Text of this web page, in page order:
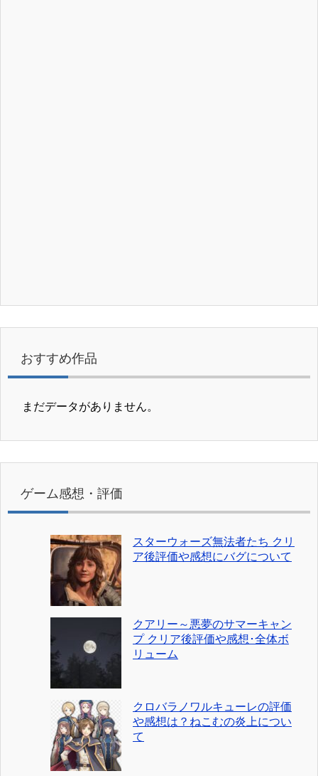
おすすめ作品
まだデータがありません。
ゲーム感想・評価
スターウォーズ無法者たち クリ
ア後評価や感想にバグについて
クアリー～悪夢のサマーキャン
プ クリア後評価や感想･全体ボ
リューム
クロバラノワルキューレの評価
や感想は？ねこむの炎上につい
て